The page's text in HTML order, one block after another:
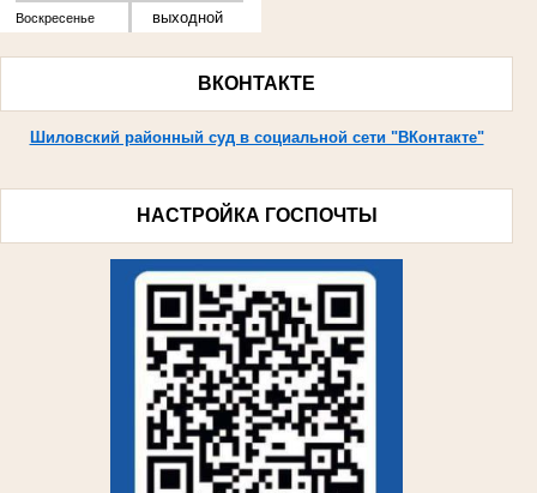
Воскресенье выходной
ВКОНТАКТЕ
Шиловский районный суд в социальной сети "ВКонтакте"
НАСТРОЙКА ГОСПОЧТЫ